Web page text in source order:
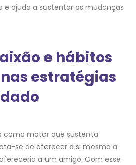
e ajuda a sustentar as mudanças
e hábitos
estratégias
como motor que sustenta
se de oferecer a si mesmo a
a um amigo. Com esse